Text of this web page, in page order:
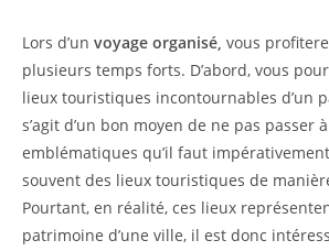
Lors d’un voyage organisé, vous
plusieurs temps forts. D’abord, vous
lieux touristiques incontournables d’un
s’agit d’un bon moyen de ne pas passer
emblématiques qu’il faut
souvent des lieux touristiques de
Pourtant, en réalité, ces lieux
patrimoine d’une ville, il est donc